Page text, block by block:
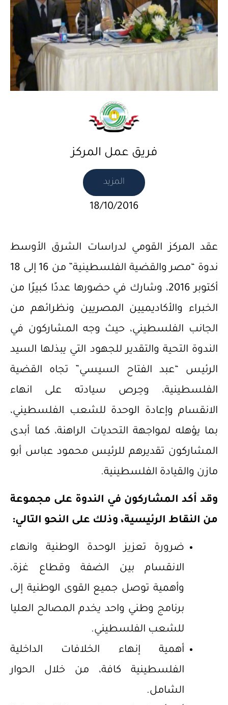
فريق عمل المركز
المزيد
18/10/2016
عقد المركز القومي لدراسات الشرق الأوسط
ندوة “مصر والقضية الفلسطينية” من 16 إلى 18
أكتوبر 2016، وشارك في حضورها عددًا كبيرًا من
الخبراء والأكاديميين المصريين ونظرائهم من
الجانب الفلسطيني، حيث وجه المشاركون في
الندوة التحية والتقدير للجهود التي يبذلها السيد
الرئيس “عبد الفتاح السيسي” تجاه القضية
الفلسطينية، وحِرص سيادته على انهاء
الانقسام وإعادة الوحدة للشعب الفلسطيني،
بما يؤهله لمواجهة التحديات الراهنة، كما أبدى
المشاركون تقديرهم للرئيس محمود عباس أبو
مازن والقيادة الفلسطينية.
وقد أكد المشاركون في الندوة على مجموعة
من النقاط الرئيسية، وذلك على النحو التالي:
ضرورة تعزيز الوحدة الوطنية وانهاء
الانقسام بين الضفة وقطاع غزة،
وأهمية توصل جميع القوى الوطنية إلى
برنامج وطني واحد يخدم المصالح العليا
للشعب الفلسطيني.
أهمية إنهاء الخلافات الداخلية
الفلسطينية كافة، من خلال الحوار
الشامل.